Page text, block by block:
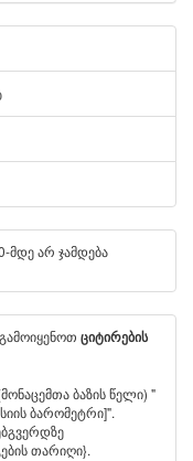
მდე არ ჯამდება
ციტირების
ბაზის წელი) "
ბარომეტრი]".
თარიღი}.